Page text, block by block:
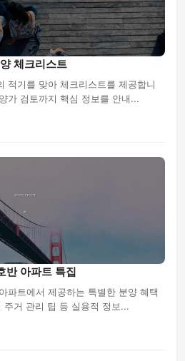
체크리스트
적기를 맞아 체크리스트를 제공합니
가 검토까지 핵심 정보를 안내...
반 아파트 특집
파트에서 제공하는 특별한 분양 혜택
거 관리 팁 등 실용적 정보...